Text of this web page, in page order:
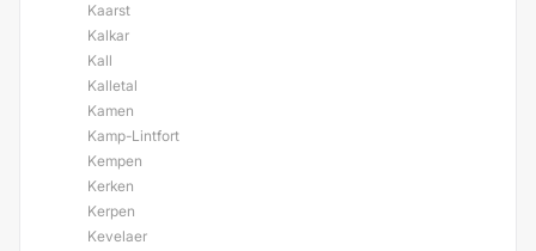
Kaarst
Kalkar
Kall
Kalletal
Kamen
Kamp-Lintfort
Kempen
Kerken
Kerpen
Kevelaer